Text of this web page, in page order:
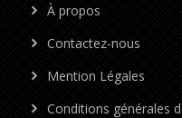
À propos
Contactez-nous
Mention Légales
Conditions générales